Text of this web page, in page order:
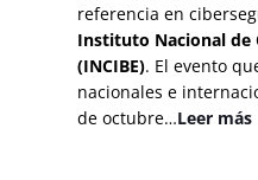
referencia en
Instituto Nacional de
(INCIBE). El evento
nacionales e
de octubre…Leer más